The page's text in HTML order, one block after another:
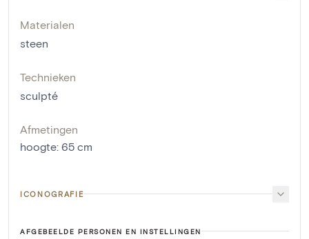
Materialen
steen
Technieken
sculpté
Afmetingen
hoogte: 65 cm
ICONOGRAFIE
AFGEBEELDE PERSONEN EN INSTELLINGEN